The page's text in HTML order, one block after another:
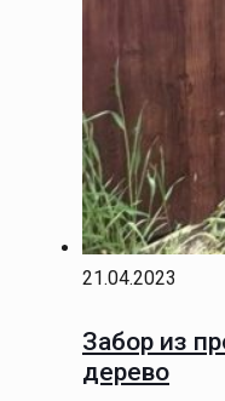
21.04.2023
Забор из
дерево